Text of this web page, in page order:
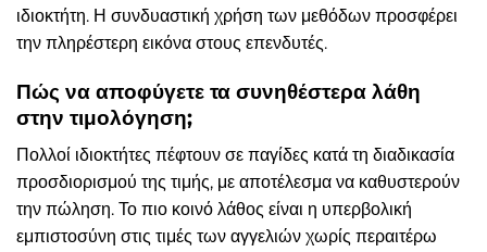
ιδιοκτήτη. Η συνδυαστική χρήση των μεθόδων προσφέρει
την πληρέστερη εικόνα στους επενδυτές.
Πώς να αποφύγετε τα συνηθέστερα λάθη
στην τιμολόγηση;
Πολλοί ιδιοκτήτες πέφτουν σε παγίδες κατά τη διαδικασία
προσδιορισμού της τιμής, με αποτέλεσμα να καθυστερούν
την πώληση. Το πιο κοινό λάθος είναι η υπερβολική
εμπιστοσύνη στις τιμές των αγγελιών χωρίς περαιτέρω